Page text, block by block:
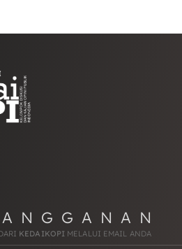
KEDAIKOPI MELALUI EMAIL ANDA